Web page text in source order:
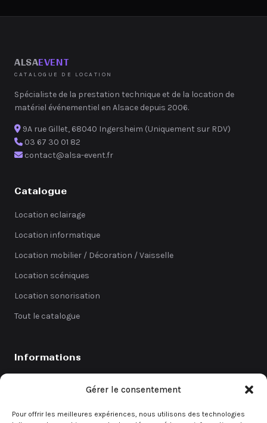
Gérer le consentement
Pour offrir les meilleures expériences, nous utilisons des technologies
ALSAEVENT
CATALOGUE DE LOCATION
Spécialiste de la prestation technique et de la location de
matériel événementiel en Alsace depuis 2006.
9A rue Gillet, 68040 Ingersheim (Uniquement sur RDV)
03 67 30 01 82
contact@alsa-event.fr
Catalogue
Location eclairage
Location informatique
Location mobilier / Décoration / Vaisselle
Location scéniques
Location sonorisation
Tout le catalogue
Informations